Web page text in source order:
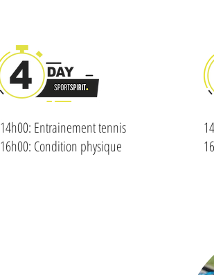
14h00: Entrainement tennis
16h00: Condition physique